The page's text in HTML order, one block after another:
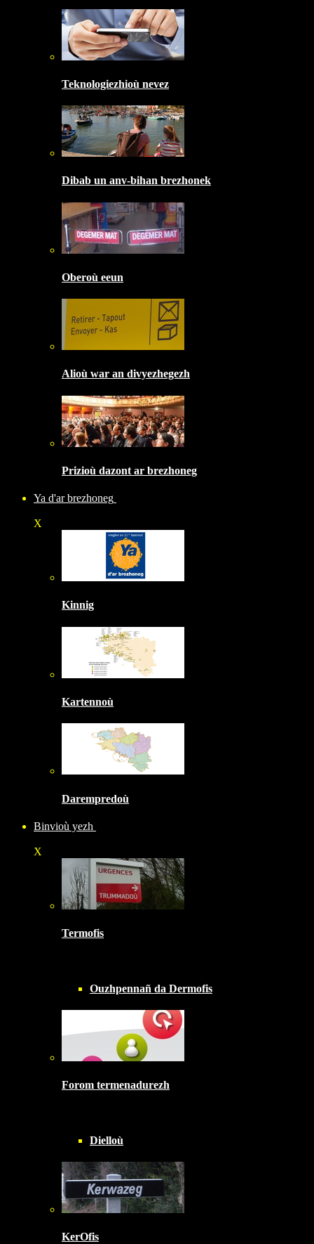
Teknologiezhioù nevez
Dibab un anv-bihan brezhonek
Oberoù eeun
Alioù war an divyezhegezh
Prizioù dazont ar brezhoneg
Ya d'ar brezhoneg
X
Kinnig
Kartennoù
Darempredoù
Binvioù yezh
X
Termofis
Ouzhpennañ da Dermofis
Forom termenadurezh
Dielloù
KerOfis